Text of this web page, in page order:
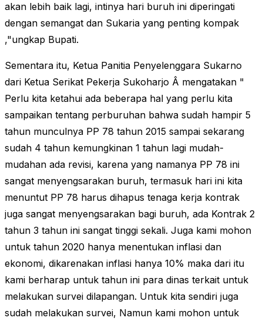
akan lebih baik lagi, intinya hari buruh ini diperingati
dengan semangat dan Sukaria yang penting kompak
,"ungkap Bupati.
Sementara itu, Ketua Panitia Penyelenggara Sukarno
dari Ketua Serikat Pekerja Sukoharjo Â mengatakan "
Perlu kita ketahui ada beberapa hal yang perlu kita
sampaikan tentang perburuhan bahwa sudah hampir 5
tahun munculnya PP 78 tahun 2015 sampai sekarang
sudah 4 tahun kemungkinan 1 tahun lagi mudah-
mudahan ada revisi, karena yang namanya PP 78 ini
sangat menyengsarakan buruh, termasuk hari ini kita
menuntut PP 78 harus dihapus tenaga kerja kontrak
juga sangat menyengsarakan bagi buruh, ada Kontrak 2
tahun 3 tahun ini sangat tinggi sekali. Juga kami mohon
untuk tahun 2020 hanya menentukan inflasi dan
ekonomi, dikarenakan inflasi hanya 10% maka dari itu
kami berharap untuk tahun ini para dinas terkait untuk
melakukan survei dilapangan. Untuk kita sendiri juga
sudah melakukan survei, Namun kami mohon untuk